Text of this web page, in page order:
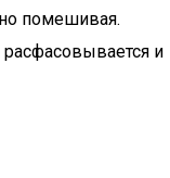
помешивая.
расфасовывается и